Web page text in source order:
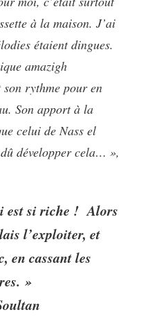
à la maison. J’ai
étaient dingues.
amazigh
rythme pour en
Son apport à la
celui de Nass el
développer cela… »,
est si riche ! Alors
l’exploiter, et
en cassant les
»